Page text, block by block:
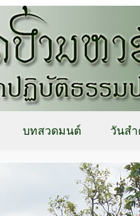
บทสวดมนต์ วันส